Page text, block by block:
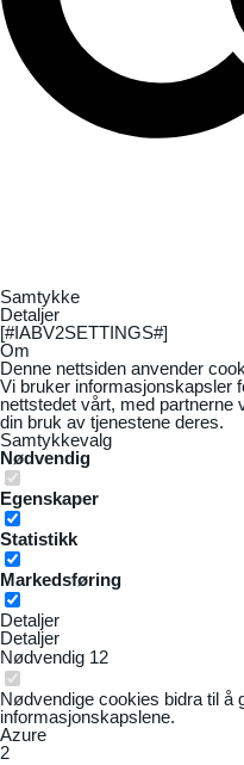
Samtykke
Detaljer
[#IABV2SETTINGS#]
Om
Denne nettsiden anvender
Vi bruker informasjonskapsler
nettstedet vårt, med partnerne
din bruk av tjenestene deres.
Samtykkevalg
Nødvendig
Egenskaper
Statistikk
Markedsføring
Detaljer
Detaljer
Nødvendig 12
Nødvendige cookies bidra til å
informasjonskapslene.
Azure
2